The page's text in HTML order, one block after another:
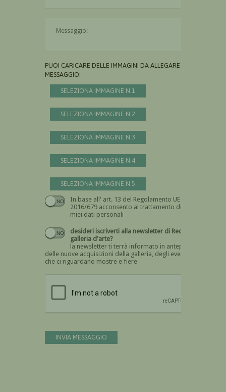
PUOI CARICARE DELLE IMMAGINI DA ALLEGARE AL
MESSAGGIO:
SELEZIONA IMMAGINE N.1
SELEZIONA IMMAGINE N.2
SELEZIONA IMMAGINE N.3
SELEZIONA IMMAGINE N.4
SELEZIONA IMMAGINE N.5
In base all' art. 13 del Regolamento UE n.
2016/679 acconsento al trattamento dei
miei dati personali
Devi dare il consenso
desideri iscriverti alla newsletter di Recta
galleria d'arte?
la newsletter ti terrà informato in anteprima
delle nuove acquisizioni della galleria, degli eventi
che ci riguardano mostre e fiere
INVIA MESSAGGIO